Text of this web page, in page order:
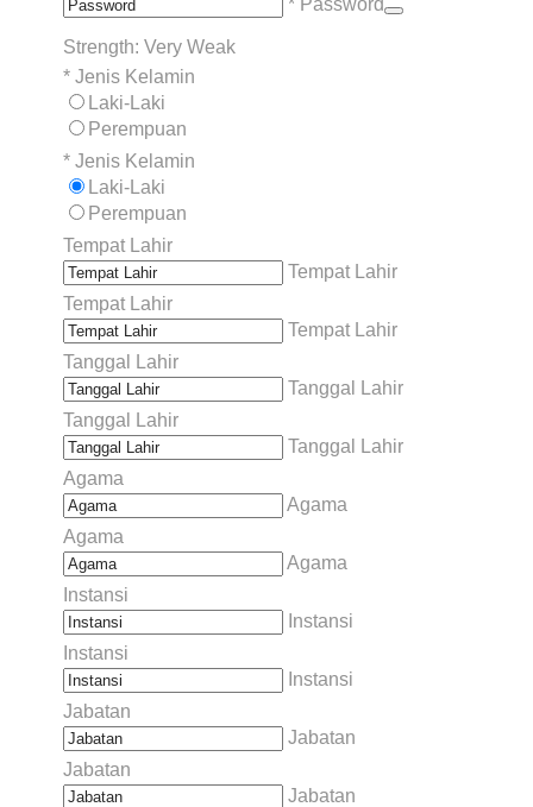
Strength: Very Weak
* Jenis Kelamin
Laki-Laki
Perempuan
* Jenis Kelamin
Laki-Laki
Perempuan
Tempat Lahir
Tempat Lahir
Tempat Lahir
Tempat Lahir
Tanggal Lahir
Tanggal Lahir
Tanggal Lahir
Tanggal Lahir
Agama
Agama
Agama
Agama
Instansi
Instansi
Instansi
Instansi
Jabatan
Jabatan
Jabatan
Jabatan